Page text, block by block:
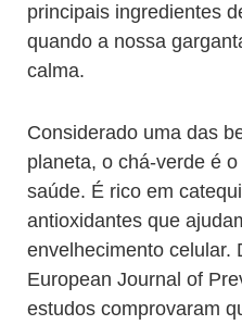
principais ingredientes
quando a nossa
calma.
Considerado uma das
planeta, o chá-verde é
saúde. É rico em
antioxidantes que
envelhecimento celular.
European Journal of
estudos comprovaram